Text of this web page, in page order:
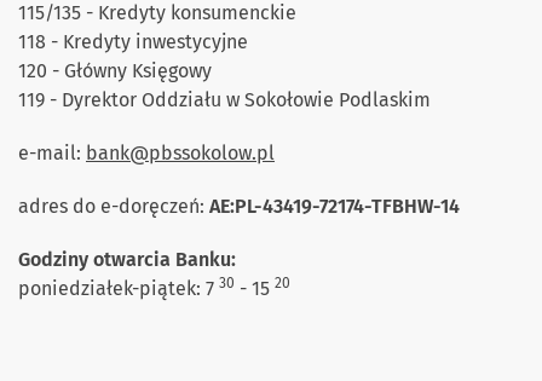
115/135 - Kredyty konsumenckie
118 - Kredyty inwestycyjne
120 - Główny Księgowy
119 - Dyrektor Oddziału w Sokołowie Podlaskim
e-mail: bank@pbssokolow.pl
adres do e-doręczeń: AE:PL-43419-72174-TFBHW-14
Godziny otwarcia Banku:
poniedziałek-piątek: 7 30 - 15 20